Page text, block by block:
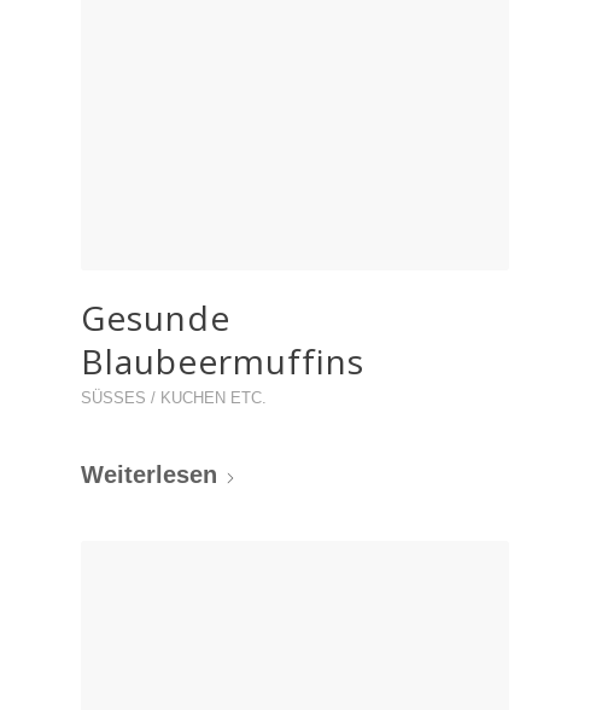
Gesunde
Blaubeermuffins
SÜSSES / KUCHEN ETC.
Weiterlesen